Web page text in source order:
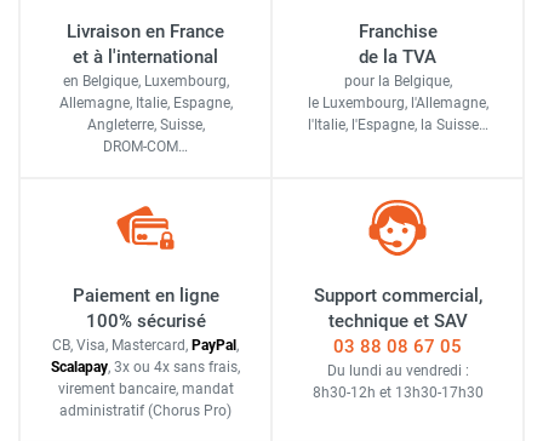
Livraison en France
et à l'international
en Belgique, Luxembourg,
Allemagne, Italie, Espagne,
Angleterre, Suisse,
DROM-COM…
Franchise
de la TVA
pour la Belgique,
le Luxembourg, l'Allemagne,
l'Italie, l'Espagne, la Suisse…
Paiement en ligne
100% sécurisé
CB, Visa, Mastercard, PayPal ,
Scalapay, 3x ou 4x sans frais,
virement bancaire, mandat
administratif (Chorus Pro)
Support commercial,
technique et SAV
03 88 08 67 05
Du lundi au vendredi :
8h30-12h et 13h30-17h30